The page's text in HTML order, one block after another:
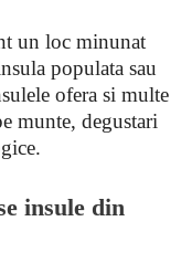
un loc minunat
populata sau
ofera si multe
munte, degustari
insule din